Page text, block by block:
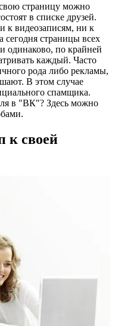
свою страницу можно
в списке друзей.
к видеозаписям, ни к
сегодня страницы всех
одинаково, по крайней
каждый. Часто
рода либо рекламы,
В этом случае
спамщика.
в "ВК"? Здесь можно
к своей